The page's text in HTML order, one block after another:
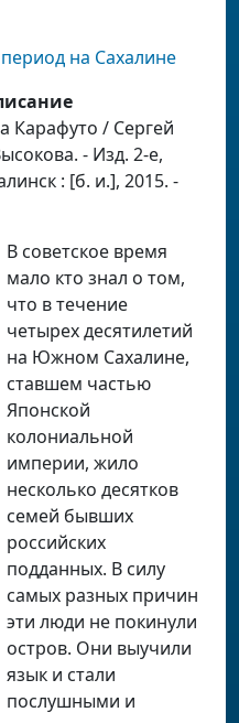
на Сахалине
Карафуто / Сергей
- Изд. 2-е,
: [б. и.], 2015. -
В советское время
мало кто знал о том,
что в течение
четырех десятилетий
на Южном Сахалине,
ставшем частью
Японской
колониальной
империи, жило
несколько десятков
семей бывших
российских
подданных. В силу
самых разных причин
эти люди не покинули
остров. Они выучили
язык и стали
послушными и